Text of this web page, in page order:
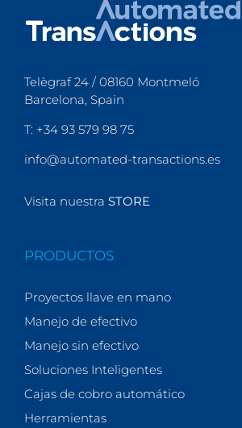
Telègraf 24 / 08160 Montmeló
Barcelona, Spain
T: +34 93 579 98 75
info@automated-transactions.es
Visita nuestra STORE
PRODUCTOS
Proyectos llave en mano
Manejo de efectivo
Manejo sin efectivo
Soluciones Inteligentes
Cajas de cobro automático
Herramientas